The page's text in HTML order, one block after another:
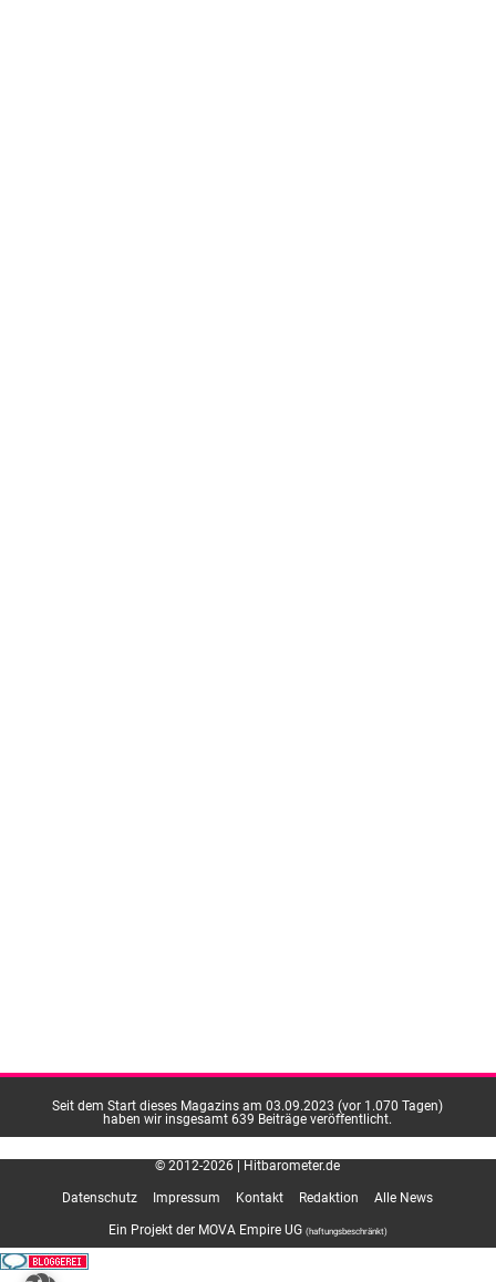
Seit dem Start dieses Magazins am 03.09.2023 (vor 1.070 Tagen)
haben wir insgesamt 639 Beiträge veröffentlicht.
© 2012-2026 | Hitbarometer.de
Ein Projekt der MOVA Empire UG (haftungsbeschränkt)
Datenschutz Impressum Kontakt Redaktion Alle News